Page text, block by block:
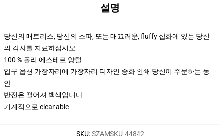
설명
당신의 매트리스, 당신의 소파, 또는 매끄러운, fluffy 삽화에 있는 당신
의 각자를 치료하십시오
100 % 폴리 에스테르 양털
입구 옵션 가장자리에 가장자리 디자인 승화 인쇄 당신이 주문하는 동
안
반전은 떨어져 백색입니다
기계적으로 cleanable
SKU:SZAMSKU-44842